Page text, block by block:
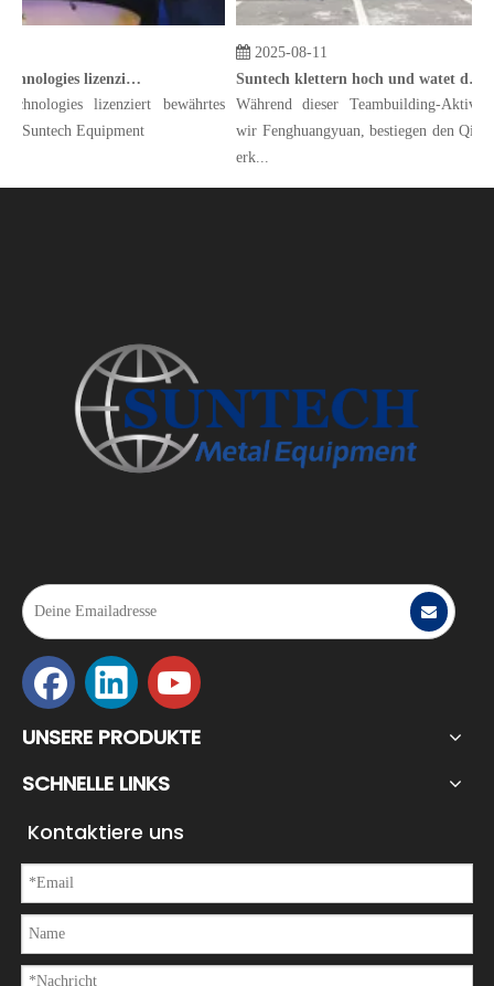
Manta Marine Technologies lizenziert bewährtes Scrubber-Design an Suntech Equipment
lizenziert bewährtes
Suntech Equipment
2025-08-11
Suntech klettern hoch und watet durch Wasser und erforscht New Horizons. Da Tugend durch die Wolken steigt, entfalten wir große Pläne
Während dieser Teambuilding-Aktivität
wir Fenghuangyuan, bestiegen den
erk...
UNSERE PRODUKTE
SCHNELLE LINKS
Kontaktiere uns